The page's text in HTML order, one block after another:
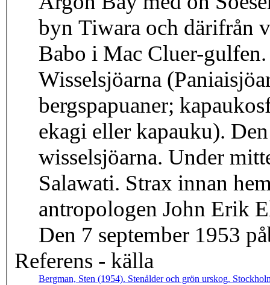
byn Tiwara och därifrån
Babo i Mac Cluer-
Wisselsjöarna
bergspapuaner;
ekagi eller kapauku).
wisselsjöarna. Under
Salawati. Strax innan
antropologen John Erik
Den 7 september 1953
Referens - källa
Bergman, Sten (1954). Stenålder och grön urskog.